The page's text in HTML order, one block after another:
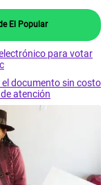
El Popular
para votar
el documento sin costo
atención